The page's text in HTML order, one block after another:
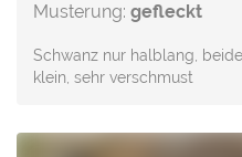
Musterung: gefleckt
Schwanz nur halblang,
klein, sehr verschmust